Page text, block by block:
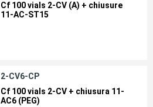
Cf 100 vials 2-CV (A) + chiusure
11-AC-ST15
2-CV6-CP
Cf 100 vials 2-CV + chiusura 11-
AC6 (PEG)